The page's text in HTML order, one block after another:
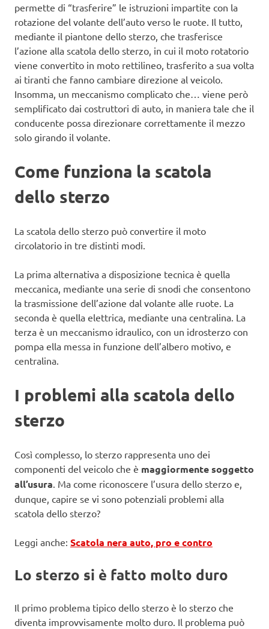
permette di “trasferire” le istruzioni impartite con la
rotazione del volante dell’auto verso le ruote. Il tutto,
mediante il piantone dello sterzo, che trasferisce
l’azione alla scatola dello sterzo, in cui il moto rotatorio
viene convertito in moto rettilineo, trasferito a sua volta
ai tiranti che fanno cambiare direzione al veicolo.
Insomma, un meccanismo complicato che… viene però
semplificato dai costruttori di auto, in maniera tale che il
conducente possa direzionare correttamente il mezzo
solo girando il volante.
Come funziona la scatola
dello sterzo
La scatola dello sterzo può convertire il moto
circolatorio in tre distinti modi.
La prima alternativa a disposizione tecnica è quella
meccanica, mediante una serie di snodi che consentono
la trasmissione dell’azione dal volante alle ruote. La
seconda è quella elettrica, mediante una centralina. La
terza è un meccanismo idraulico, con un idrosterzo con
pompa ella messa in funzione dell’albero motivo, e
centralina.
I problemi alla scatola dello
sterzo
Così complesso, lo sterzo rappresenta uno dei
componenti del veicolo che è maggiormente soggetto
all’usura. Ma come riconoscere l’usura dello sterzo e,
dunque, capire se vi sono potenziali problemi alla
scatola dello sterzo?
Leggi anche: Scatola nera auto, pro e contro
Lo sterzo si è fatto molto duro
Il primo problema tipico dello sterzo è lo sterzo che
diventa improvvisamente molto duro. Il problema può